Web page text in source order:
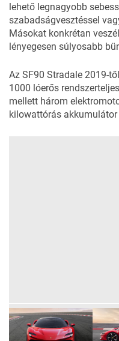
lehető legnagyobb
szabadságvesztéssel
Másokat konkrétan
lényegesen súlyosabb
Az SF90 Stradale 2019-
1000 lóerős
mellett három
kilowattórás